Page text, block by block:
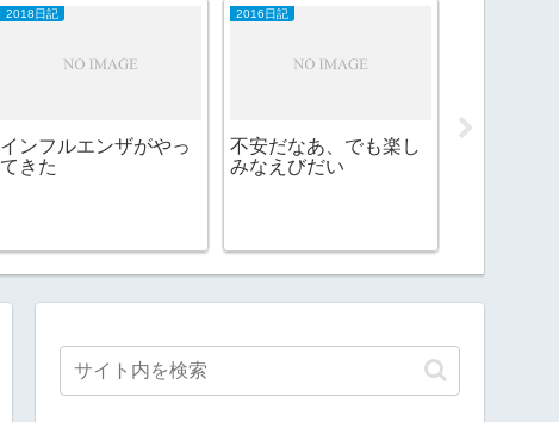
2018日記
インフルエンザがやっ
てきた
2016日記
不安だなあ、でも楽し
みなえびだい